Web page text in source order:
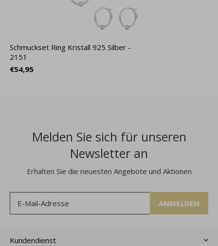
Schmuckset Ring Kristall 925 Silber -
2151
€54,95
Melden Sie sich für unseren
Newsletter an
Erhalten Sie die neuesten Angebote und Aktionen
ANMELDEN
Kundendienst